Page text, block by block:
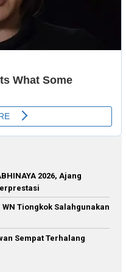
2026, Ajang
Tiongkok Salahgunakan
Sempat Terhalang